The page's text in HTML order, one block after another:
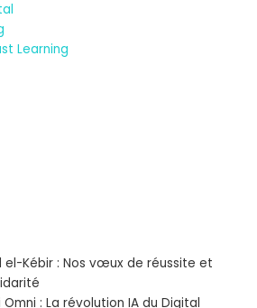
Learning
el-Kébir : Nos vœux de réussite et
Omni : La révolution IA du Digital